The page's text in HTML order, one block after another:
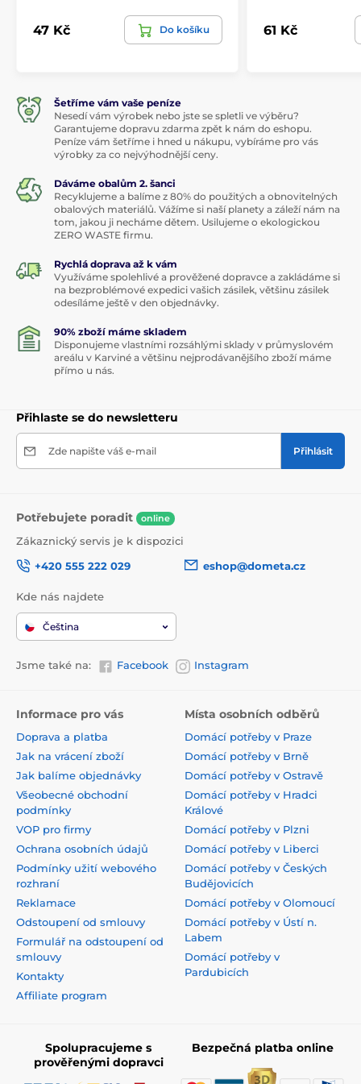
47 Kč Do košíku 61 Kč
Šetříme vám vaše peníze
Nesedí vám výrobek nebo jste se spletli ve výběru?
Garantujeme dopravu zdarma zpět k nám do eshopu.
Peníze vám šetříme i hned u nákupu, vybíráme pro vás
výrobky za co nejvýhodnější ceny.
Dáváme obalům 2. šanci
Recyklujeme a balíme z 80% do použitých a obnovitelných
obalových materiálů. Vážíme si naší planety a záleží nám na
tom, jakou ji necháme dětem. Usilujeme o ekologickou
ZERO WASTE firmu.
Rychlá doprava až k vám
Využíváme spolehlivé a prověžené dopravce a zakládáme si
na bezproblémové expedici vašich zásilek, většinu zásilek
odesíláme ještě v den objednávky.
90% zboží máme skladem
Disponujeme vlastními rozsáhlými sklady v průmyslovém
areálu v Karviné a většinu nejprodávanějšího zboží máme
přímo u nás.
Přihlaste se do newsletteru
Zde napište váš e-mail Přihlásit
Potřebujete poradit online
Zákaznický servis je k dispozici
+420 555 222 029
eshop@dometa.cz
Kde nás najdete
Čeština
Jsme také na: Facebook Instagram
Informace pro vás
Doprava a platba
Jak na vrácení zboží
Jak balíme objednávky
Všeobecné obchodní
podmínky
VOP pro firmy
Ochrana osobních údajů
Podmínky užití webového
rozhraní
Reklamace
Odstoupení od smlouvy
Formulář na odstoupení od
smlouvy
Kontakty
Affiliate program
Místa osobních odběrů
Domácí potřeby v Praze
Domácí potřeby v Brně
Domácí potřeby v Ostravě
Domácí potřeby v Hradci
Králové
Domácí potřeby v Plzni
Domácí potřeby v Liberci
Domácí potřeby v Českých
Budějovicích
Domácí potřeby v Olomoucí
Domácí potřeby v Ústí n.
Labem
Domácí potřeby v
Pardubicích
Spolupracujeme s
prověřenými dopravci
Bezpečná platba online